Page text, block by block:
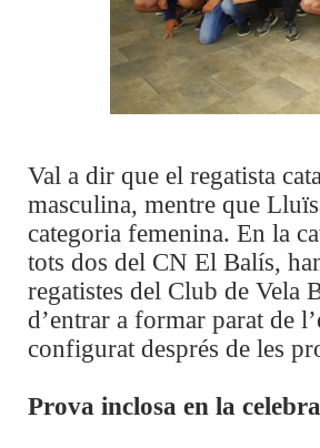
Val a dir que el regatista
masculina, mentre que
categoria femenina. En la
tots dos del CN El Balís,
regatistes del Club de Vela
d’entrar a formar parat de
configurat després de les
Prova inclosa en la